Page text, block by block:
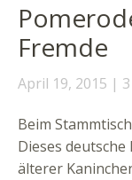
Fremde
April 19, 2015
Beim
Dieses
älterer